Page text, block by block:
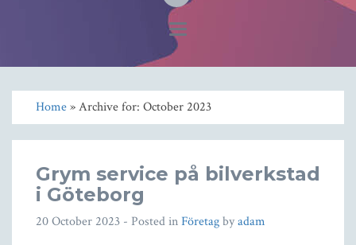
Toggle
navigation
Home» Archive for: October 2023
Grym service på bilverkstad
i Göteborg
20 October 2023 - Posted inFöretagbyadam